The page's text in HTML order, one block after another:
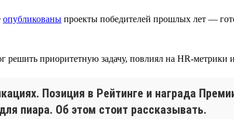
опубликованы проекты победителей прошлых лет —
решить приоритетную задачу, повлиял на HR-метрики
Позиция в Рейтинге и награда
пиара. Об этом стоит рассказывать.